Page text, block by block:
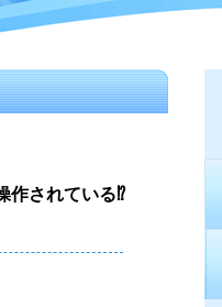
作されている⁉